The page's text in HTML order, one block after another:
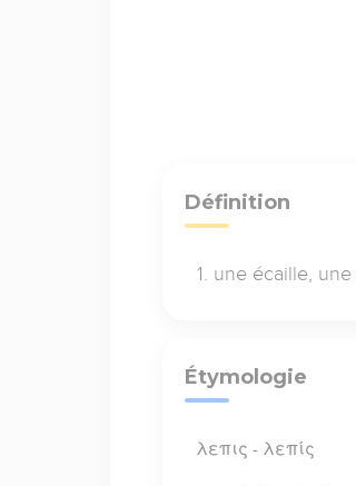
Définition
une écaille,
Étymologie
λεπις - λεπίς